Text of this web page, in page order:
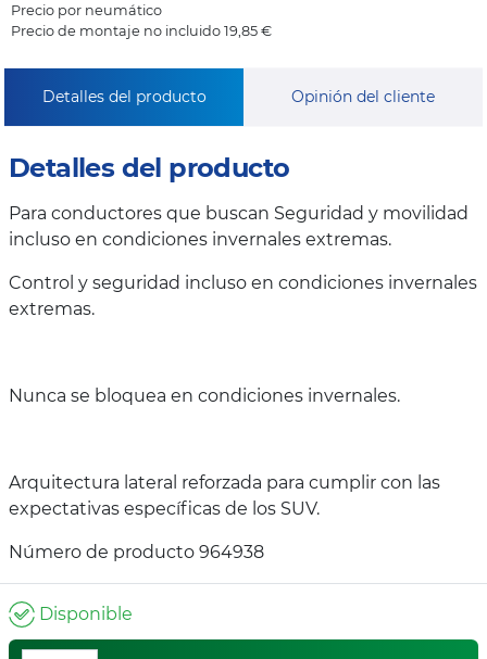
Precio por neumático
Precio de montaje no incluido 19,85 €
Detalles del producto Opinión del cliente
Detalles del producto
Para conductores que buscan Seguridad y movilidad
incluso en condiciones invernales extremas.
Control y seguridad incluso en condiciones invernales
extremas.
Nunca se bloquea en condiciones invernales.
Arquitectura lateral reforzada para cumplir con las
expectativas específicas de los SUV.
Número de producto 964938
Disponible